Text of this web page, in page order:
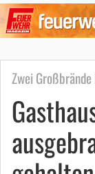
Zwei